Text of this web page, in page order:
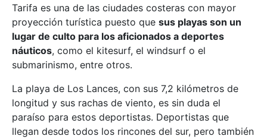
Tarifa es una de las ciudades costeras con mayor
proyección turística puesto que sus playas son un
lugar de culto para los aficionados a deportes
náuticos, como el kitesurf, el windsurf o el
submarinismo, entre otros.
La playa de Los Lances, con sus 7,2 kilómetros de
longitud y sus rachas de viento, es sin duda el
paraíso para estos deportistas. Deportistas que
llegan desde todos los rincones del sur, pero también